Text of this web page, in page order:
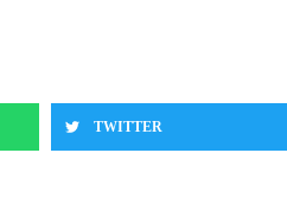
TWITTER